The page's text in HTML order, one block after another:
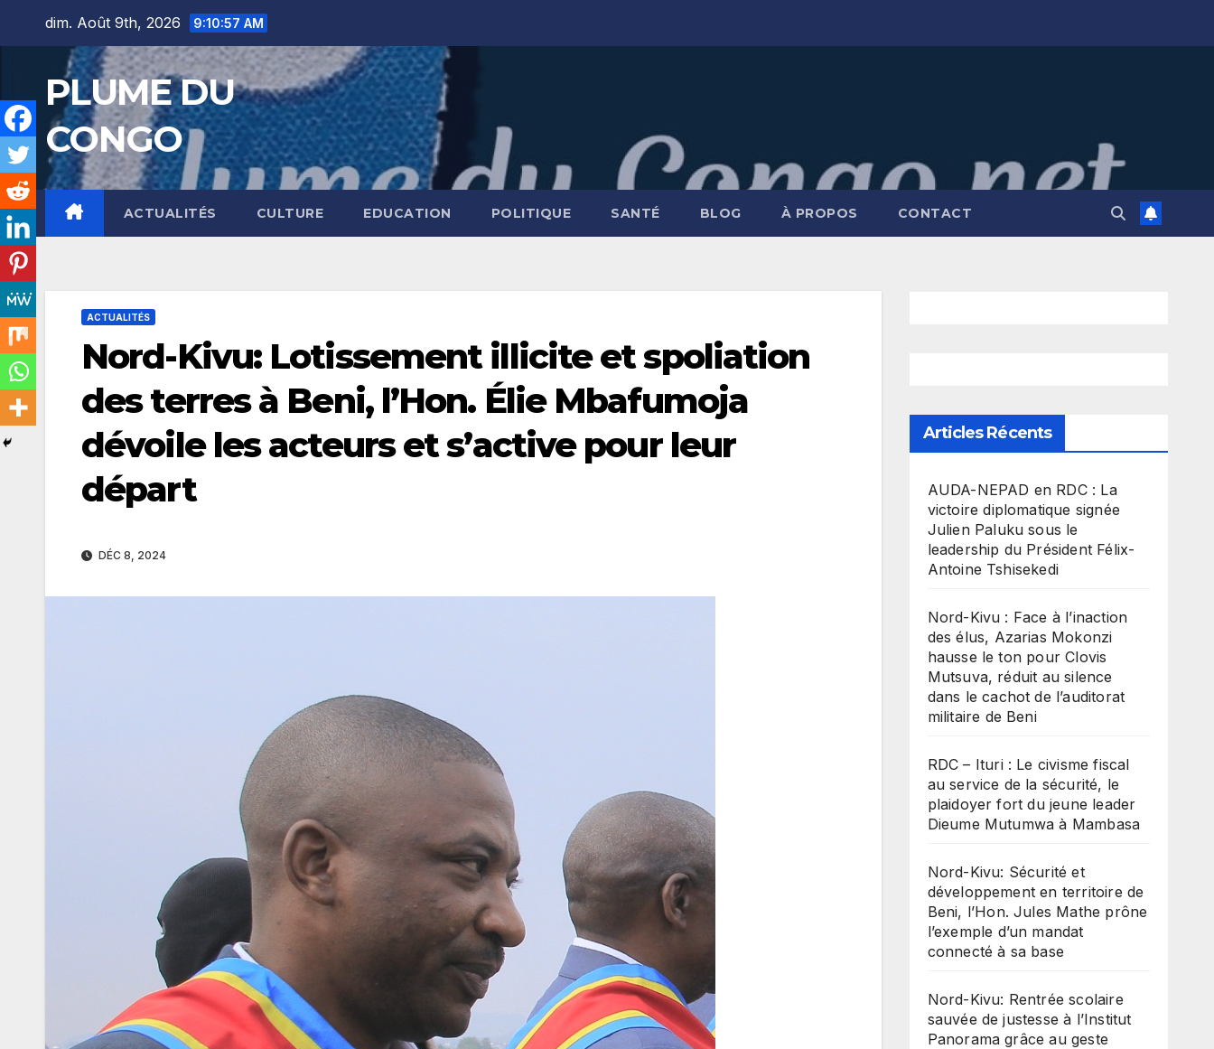
dim. Août 9th, 2026 9:10:59 AM
PLUME DU
CONGO
ACTUALITÉS CULTURE EDUCATION POLITIQUE SANTÉ BLOG À PROPOS CONTACT
ACTUALITÉS
Nord-Kivu: Lotissement illicite et spoliation
des terres à Beni, l’Hon. Élie Mbafumoja
dévoile les acteurs et s’active pour leur
départ
DÉC 8, 2024
Articles Récents
​AUDA-NEPAD en RDC : La
victoire diplomatique signée
Julien Paluku sous le
leadership du Président Félix-
Antoine Tshisekedi
Nord-Kivu : Face à l’inaction
des élus, Azarias Mokonzi
hausse le ton pour Clovis
Mutsuva, réduit au silence
dans le cachot de l’auditorat
militaire de Beni
RDC – Ituri : Le civisme fiscal
au service de la sécurité, le
plaidoyer fort du jeune leader
Dieume Mutumwa à Mambasa
Nord-Kivu: Sécurité et
développement en territoire de
Beni, l’Hon. Jules Mathe prône
l’exemple d’un mandat
connecté à sa base
Nord-Kivu: Rentrée scolaire
sauvée de justesse à l’Institut
Panorama grâce au geste